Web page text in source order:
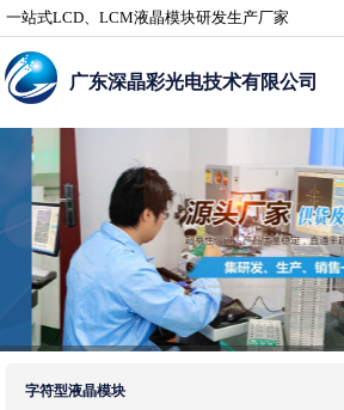
一站式LCD、LCM液晶模块研发生产厂家
广东深晶彩光电技术有限公司
字符型液晶模块